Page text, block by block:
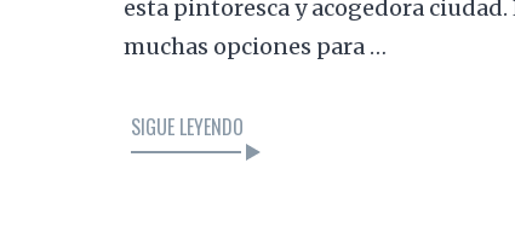
esta pintoresca y acogedora
muchas opciones para …
SIGUE LEYENDO